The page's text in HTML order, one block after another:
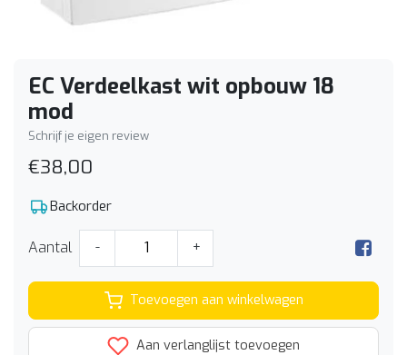
EC Verdeelkast wit opbouw 18
mod
Schrijf je eigen review
€38,00
Backorder
Aantal - +
Toevoegen aan winkelwagen
Aan verlanglijst toevoegen